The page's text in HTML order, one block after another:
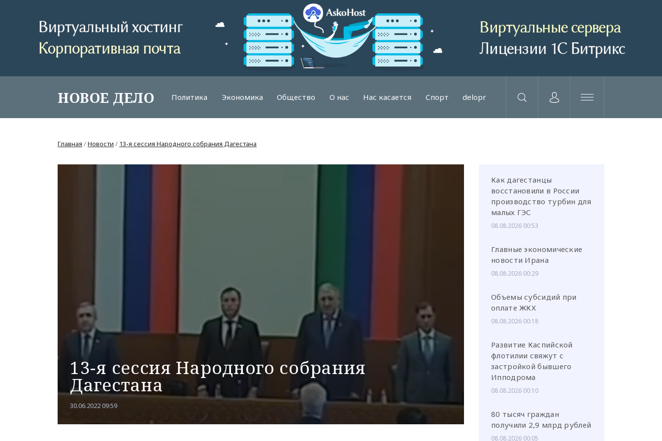
НОВОЕ ДЕЛО Политика Экономика Общество О нас Нас касается Спорт delopr
Главная /Новости / 13-я сессия Народного собрания Дагестана
13-я сессия Народного собрания
Дагестана
30.06.2022 09:59
Как дагестанцы
восстановили в России
производство турбин для
малых ГЭС
08.08.2026 00:53
Главные экономические
новости Ирана
08.08.2026 00:29
Объемы субсидий при
оплате ЖКХ
08.08.2026 00:18
Развитие Каспийской
флотилии свяжут с
застройкой бывшего
Ипподрома
08.08.2026 00:10
80 тысяч граждан
получили 2,9 млрд рублей
08.08.2026 00:05